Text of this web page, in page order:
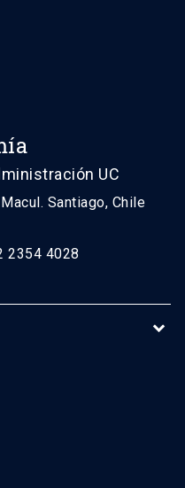
UC
Santiago, Chile
2354 4028